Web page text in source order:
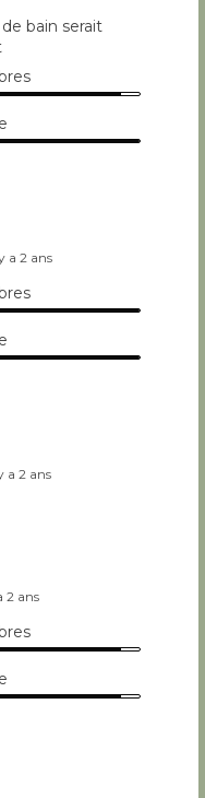
bain serait
a 2 ans
a 2 ans
2 ans